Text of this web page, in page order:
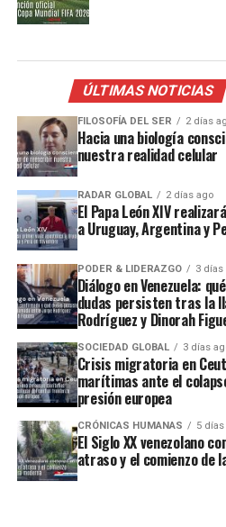
ÚLTIMAS NOTICIAS
FILOSOFÍA DEL SER 2 días
Hacia una biología
nuestra realidad celular
RADAR GLOBAL 2 días ago
El Papa León XIV
a Uruguay, Argentina y
PODER & LIDERAZGO 3 días
Diálogo en Venezuela:
dudas persisten tras la
Rodríguez y Dinorah
SOCIEDAD GLOBAL 3 días
Crisis migratoria en
marítimas ante el
presión europea
CRÓNICAS HUMANAS 5 días
El Siglo XX venezolano
atraso y el comienzo de